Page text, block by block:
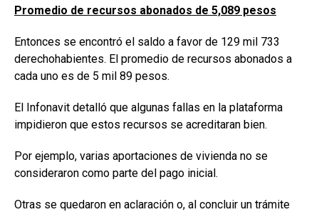
Promedio de recursos abonados de 5,089 pesos
Entonces se encontró el saldo a favor de 129 mil 733
derechohabientes. El promedio de recursos abonados a
cada uno es de 5 mil 89 pesos.
El Infonavit detalló que algunas fallas en la plataforma
impidieron que estos recursos se acreditaran bien.
Por ejemplo, varias aportaciones de vivienda no se
consideraron como parte del pago inicial.
Otras se quedaron en aclaración o, al concluir un trámite